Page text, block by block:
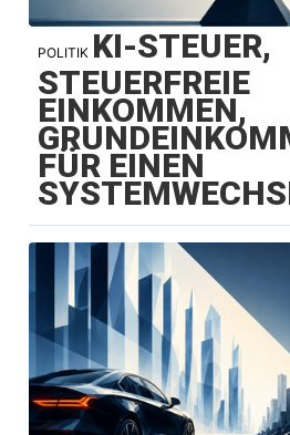
POLITIK KI-STEUER,
STEUERFREIE
EINKOMMEN,
FÜR EINEN